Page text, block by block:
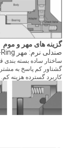
گزینه های مهر و موم
صندلی نرم: مهر O-Ring فلزی به فلزی
ساختار ساده بسته بندی
گشتاور کم پاسخ به
کاربرد گسترده هزینه